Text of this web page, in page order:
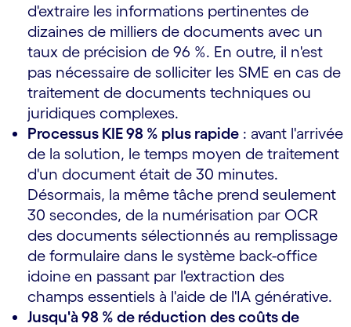
d'extraire les informations pertinentes de
dizaines de milliers de documents avec un
taux de précision de 96 %. En outre, il n'est
pas nécessaire de solliciter les SME en cas de
traitement de documents techniques ou
juridiques complexes.
Processus KIE 98 % plus rapide : avant l'arrivée
de la solution, le temps moyen de traitement
d'un document était de 30 minutes.
Désormais, la même tâche prend seulement
30 secondes, de la numérisation par OCR
des documents sélectionnés au remplissage
de formulaire dans le système back-office
idoine en passant par l'extraction des
champs essentiels à l'aide de l'IA générative.
Jusqu'à 98 % de réduction des coûts de